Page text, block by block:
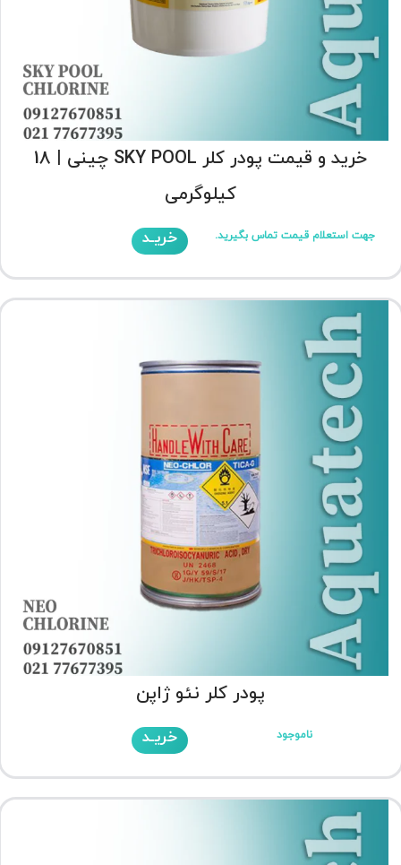
خرید و قیمت پودر کلر SKY POOL چینی | 18
کیلوگرمی
جهت استعلام قیمت تماس بگیرید. خریـد
پودر کلر نئو ژاپن
ناموجود خریـد